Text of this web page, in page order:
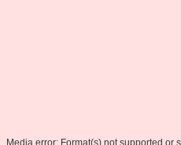
Media error: Format(s) not supported or